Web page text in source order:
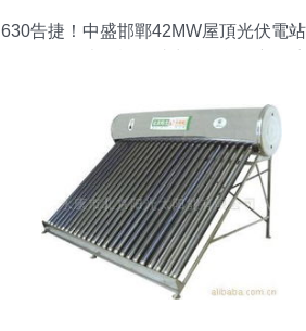
630告捷！中盛邯鄲42MW屋頂光伏電